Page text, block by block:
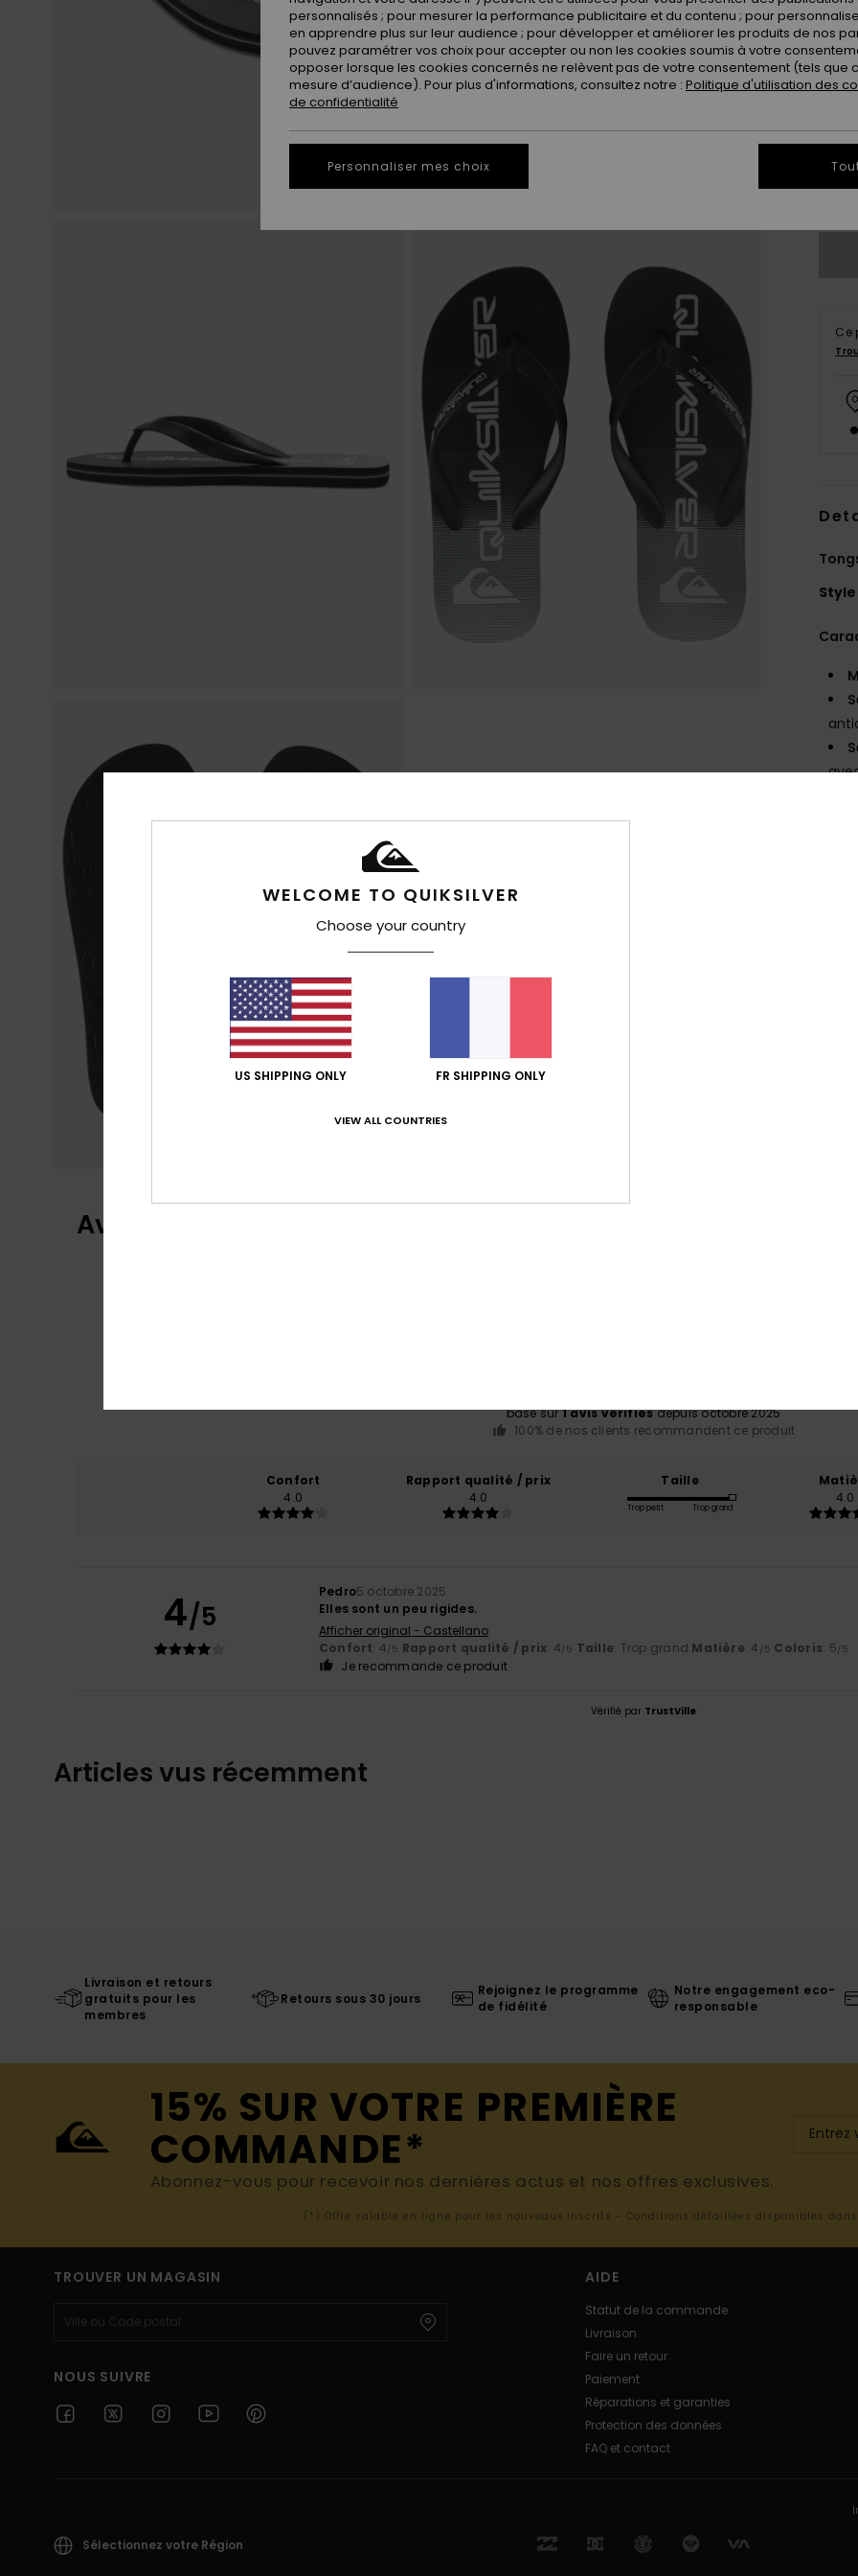
Ce
Style
Avis clients
basé sur1 avis vérifiésdepuis octobre 2025
100% de nos clients recommandent ce produit
Confort
4.0
Rapport qualité / prix
4.0
Taille
Trop petit Trop grand
4.0
4/5
Pedro5 octobre 2025
Elles sont un peu rigides.
Afficher original - Castellano
Confort: 4 /5 Rapport qualité / prix: 4 /5 Taille: Trop grand Matière: 4 /5 Coloris: 5 /5
Je recommande ce produit
Vérifié par TrustVille
Articles vus récemment
Livraison et retours
gratuits pour les
membres
Retours sous 30 jours
Rejoignez le programme
de fidélité
Notre engagement eco-
responsable
15% SUR VOTRE PREMIÈRE
COMMANDE*
Abonnez-vous pour recevoir nos dernières actus et nos offres exclusives.
(*) Offre valable en ligne pour les nouveaux inscrits - Conditions détaillées disponibles
TROUVER UN MAGASIN
NOUS SUIVRE
AIDE
Statut de la commande
Livraison
Faire un retour
Paiement
Réparations et garanties
Protection des données
FAQ et contact
Sélectionnez votre Région
WELCOME TO QUIKSILVER
Choose your country
US SHIPPING ONLY FR SHIPPING ONLY
VIEW ALL COUNTRIES
personnalisés ; pour mesurer la performance publicitaire et du contenu ; pour
en apprendre plus sur leur audience ; pour développer et améliorer les produits de nos
pouvez paramétrer vos choix pour accepter ou non les cookies soumis à votre
opposer lorsque les cookies concernés ne relèvent pas de votre consentement (tels que
mesure d’audience). Pour plus d'informations, consultez notre : Politique d'utilisation des
de confidentialité
Personnaliser mes choix